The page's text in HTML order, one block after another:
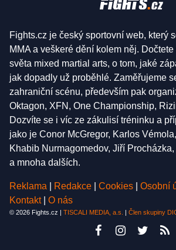
Fights.cz je český sportovní web, který
MMA a veškeré dění kolem něj.
světa mixed martial arts, o tom, jaké
jak dopadly už proběhlé. Zaměřujeme
zahraniční scénu, především pak
Oktagon, XFN, One Championship,
Dozvíte se i víc ze zákulisí tréninku a
jako je Conor McGregor, Karlos
Khabib Nurmagomedov, Jiří
a mnoha dalších.
Reklama Redakce Cookies Osobní
Kontakt
O nás
© 2026 Fights.cz | TISCALI MEDIA, a.s. | Člen skupiny